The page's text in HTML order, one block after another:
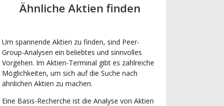
Ähnliche Aktien finden
Um spannende Aktien zu finden, sind Peer-
Group-Analysen ein beliebtes und sinnvolles
Vorgehen. Im Aktien-Terminal gibt es zahlreiche
Möglichkeiten, um sich auf die Suche nach
ähnlichen Aktien zu machen.
Eine Basis-Recherche ist die Analyse von Aktien